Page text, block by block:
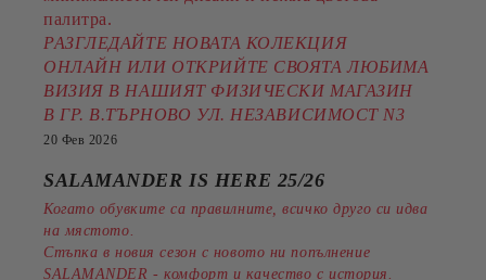
палитра.
РАЗГЛЕДАЙТЕ НОВАТА КОЛЕКЦИЯ
ОНЛАЙН ИЛИ ОТКРИЙТЕ СВОЯТА ЛЮБИМА
ВИЗИЯ В НАШИЯТ ФИЗИЧЕСКИ МАГАЗИН
В ГР. В.ТЪРНОВО УЛ. НЕЗАВИСИМОСТ N3
20 Фев 2026
SALAMANDER IS HERE 25/26
Когато обувките са правилните, всичко друго си идва
на мястото.
Стъпка в новия сезон с новото ни попълнение
SALAMANDER - комфорт и качество с история.